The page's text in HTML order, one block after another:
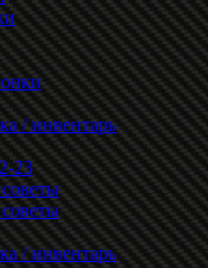
/ инвентарь
23
/ инвентарь